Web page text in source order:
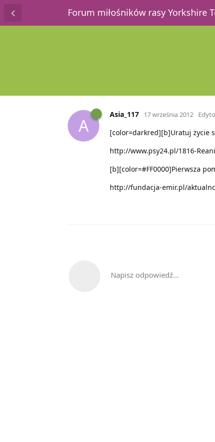
Forum miłośników rasy Yorkshire
A
Asia_117 17 września 2012
[color=darkred][b]Uratuj życie
http://www.psy24.pl/1816-
[b][color=#FF0000]Pierwsza
http://fundacja-emir.pl/
Napisz odpowiedź...